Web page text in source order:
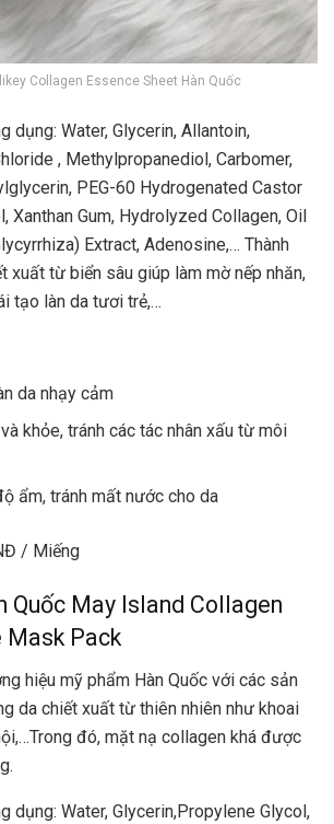
Collagen Essence Sheet Hàn Quốc
dụng: Water, Glycerin, Allantoin,
, Methylpropanediol, Carbomer,
PEG-60 Hydrogenated Castor
Xanthan Gum, Hydrolyzed Collagen, Oil
Extract, Adenosine,… Thành
xuất từ biển sâu giúp làm mờ nếp nhăn,
tạo làn da tươi trẻ,…
da nhạy cảm
khỏe, tránh các tác nhân xấu từ môi
ẩm, tránh mất nước cho da
/ Miếng
Quốc May Island Collagen
Mask Pack
hiệu mỹ phẩm Hàn Quốc với các sản
da chiết xuất từ thiên nhiên như khoai
đó, mặt nạ collagen khá được
dụng: Water, Glycerin,Propylene Glycol,